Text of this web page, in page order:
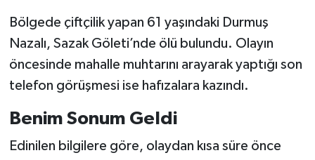
Bölgede çiftçilik yapan 61 yaşındaki Durmuş
Nazalı, Sazak Göleti’nde ölü bulundu. Olayın
öncesinde mahalle muhtarını arayarak yaptığı son
telefon görüşmesi ise hafızalara kazındı.
Benim Sonum Geldi
Edinilen bilgilere göre, olaydan kısa süre önce